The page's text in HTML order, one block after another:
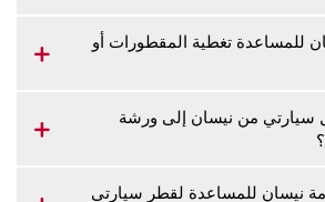
للمساعدة تغطية المقطورات أو
سيارتي من نيسان إلى ورشة
نيسان للمساعدة لقطر سيارتي